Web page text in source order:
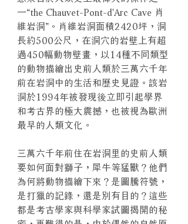
一“the Chauvet-Pont-d'Arc Cave 肖
維岩洞”。肖維岩洞面積2420坪，洞
長約500公尺，在洞穴的岩壁上有超
過450幅動物壁畫，以14種不同類型
的動物描繪出史前人類於三萬六千年
前在岩洞中的生活和歷史見證。該岩
洞於1994年被發現後立即引起學界
和考古界的極大震撼，也被視為歐洲
最早的人類文化。
三萬六千年前住在岩洞里的史前人類
要如何面對獅子，犀牛等猛獸？他們
為何將動物描繪下來？是圖騰符號，
是打獵的記錄，還是別有目的？這些
都是考古學家與科學家試圖揭開的秘